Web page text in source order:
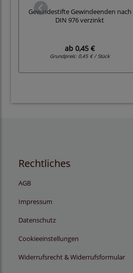
Gewindestifte Gewindeenden nach
DIN 976 verzinkt
ab 0,45 €
Grundpreis: 0,45 € / Stück
Rechtliches
AGB
Impressum
Datenschutz
Cookieeinstellungen
Widerrufsrecht & Widerrufsformular